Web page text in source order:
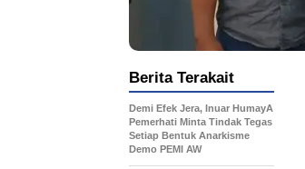
Berita Terakait
Demi Efek Jera, Inuar HumayA
Pemerhati Minta Tindak Tegas
Setiap Bentuk Anarkisme
Demo PEMI AW